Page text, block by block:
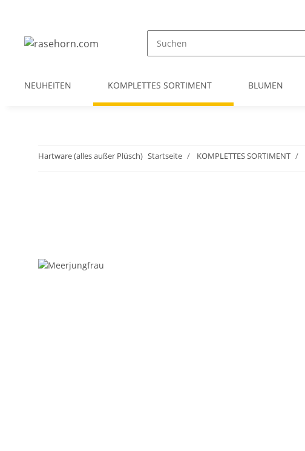
NEUHEITEN KOMPLETTES SORTIMENT BLUMEN
Hartware (alles außer Plüsch) Startseite KOMPLETTES SORTIMENT